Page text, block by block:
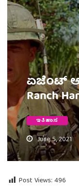
ಏಜೆಂಟ್
Ranch
ಇತಿಹಾಸ
June 5, 2021
Post Views: 496